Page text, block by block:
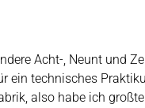
Acht-, Neunt und
technisches
also habe ich